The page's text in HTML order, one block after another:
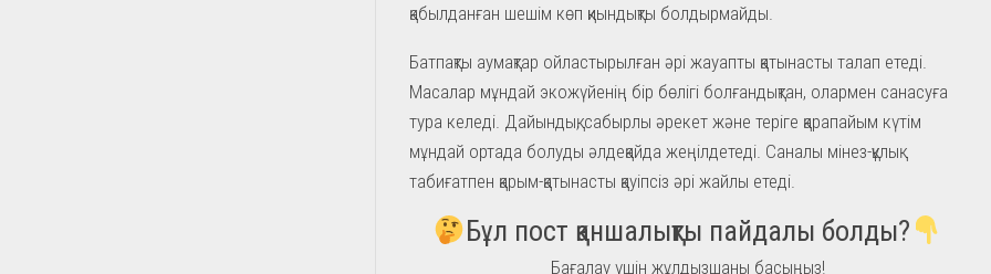
қабылданған шешім көп қиындықты болдырмайды.
Батпақты аумақтар ойластырылған әрі жауапты қатынасты талап етеді.
Масалар мұндай экожүйенің бір бөлігі болғандықтан, олармен санасуға
тура келеді. Дайындық, сабырлы әрекет және теріге қарапайым күтім
мұндай ортада болуды әлдеқайда жеңілдетеді. Саналы мінез-құлық
табиғатпен қарым-қатынасты қауіпсіз әрі жайлы етеді.
Бұл пост қаншалықты пайдалы болды?
Бағалау үшін жұлдызшаны басыңыз!